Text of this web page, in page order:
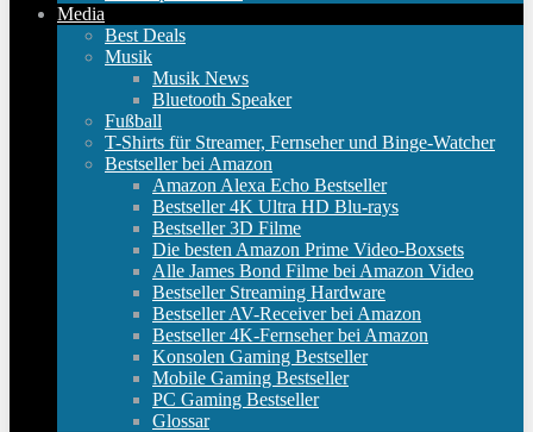
Media
Best Deals
Musik
Musik News
Bluetooth Speaker
Fußball
T-Shirts für Streamer, Fernseher und Binge-Watcher
Bestseller bei Amazon
Amazon Alexa Echo Bestseller
Bestseller 4K Ultra HD Blu-rays
Bestseller 3D Filme
Die besten Amazon Prime Video-Boxsets
Alle James Bond Filme bei Amazon Video
Bestseller Streaming Hardware
Bestseller AV-Receiver bei Amazon
Bestseller 4K-Fernseher bei Amazon
Konsolen Gaming Bestseller
Mobile Gaming Bestseller
PC Gaming Bestseller
Glossar